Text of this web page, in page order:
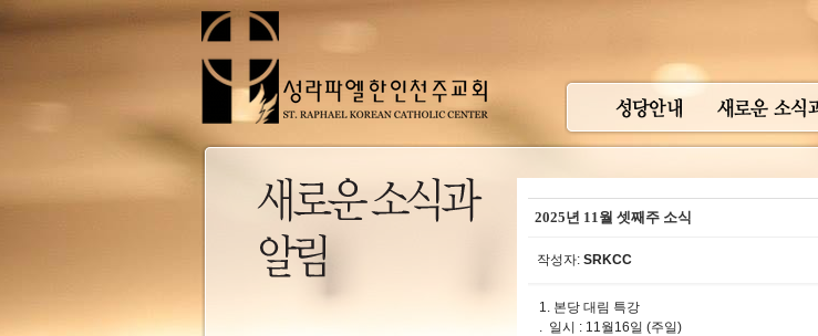
2025년 11월 셋째주 소식
작성자: SRKCC
1. 본당 대림 특강
. 일시 : 11월16일 (주일)